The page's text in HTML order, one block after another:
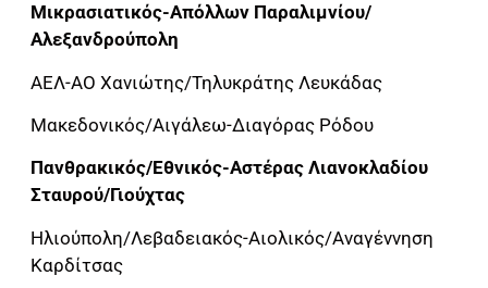
Μικρασιατικός-Απόλλων Παραλιμνίου/
Αλεξανδρούπολη
ΑΕΛ-ΑΟ Χανιώτης/Τηλυκράτης Λευκάδας
Μακεδονικός/Αιγάλεω-Διαγόρας Ρόδου
Πανθρακικός/Εθνικός-Αστέρας Λιανοκλαδίου
Σταυρού/Γιούχτας
Ηλιούπολη/Λεβαδειακός-Αιολικός/Αναγέννηση
Καρδίτσας